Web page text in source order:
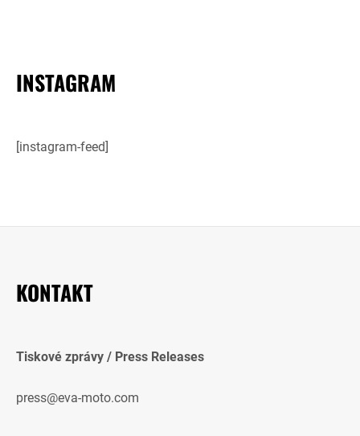
INSTAGRAM
[instagram-feed]
KONTAKT
Tiskové zprávy / Press Releases
press@eva-moto.com